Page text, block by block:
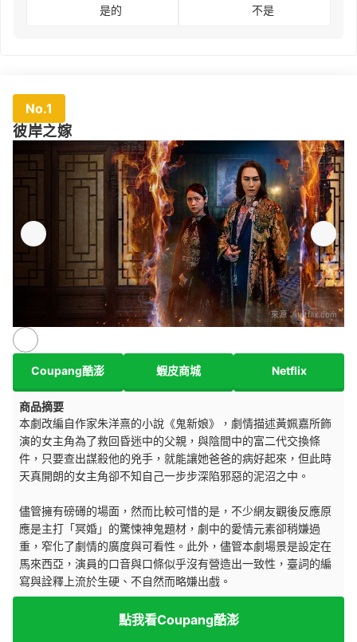
是的 不是
No.1
彼岸之嫁
來源：netflix.com
Coupang酷澎 蝦皮商城 Netflix
商品摘要
本劇改編自作家朱洋熹的小說《鬼新娘》，劇情描述黃姵嘉所飾
演的女主角為了救回昏迷中的父親，與陰間中的富二代交換條
件，只要查出謀殺他的兇手，就能讓她爸爸的病好起來，但此時
天真開朗的女主角卻不知自己一步步深陷邪惡的泥沼之中。
儘管擁有磅礡的場面，然而比較可惜的是，不少網友觀後反應原
應是主打「冥婚」的驚悚神鬼題材，劇中的愛情元素卻稍嫌過
重，窄化了劇情的廣度與可看性。此外，儘管本劇場景是設定在
馬來西亞，演員的口音與口條似乎沒有營造出一致性，臺詞的編
寫與詮釋上流於生硬、不自然而略嫌出戲。
點我看Coupang酷澎